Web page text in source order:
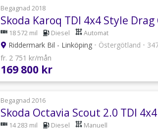
Begagnad 2018
18 572 mil Diesel Automat
Riddermark Bil - Linköping • Östergötland •
fr. 2 751 kr/mån
169 800 kr
Begagnad 2016
Skoda Octavia Scout 2.0 TDI
14 283 mil Diesel Manuell